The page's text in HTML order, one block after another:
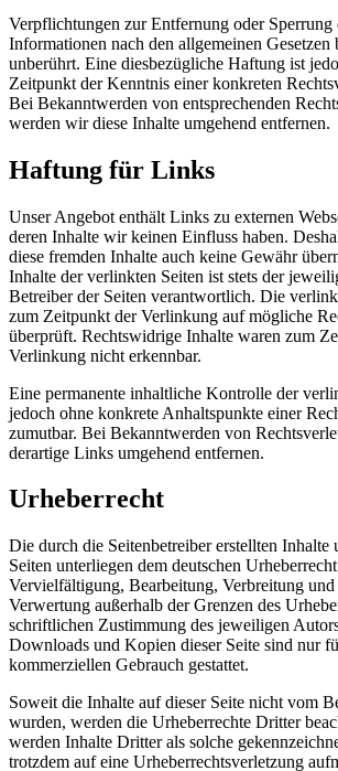
Verpflichtungen zur Entfernung oder
Informationen nach den allgemeinen Gesetzen
unberührt. Eine diesbezügliche Haftung ist
Zeitpunkt der Kenntnis einer konkreten
Bei Bekanntwerden von entsprechenden
werden wir diese Inhalte umgehend entfernen.
Haftung für Links
Unser Angebot enthält Links zu externen
deren Inhalte wir keinen Einfluss haben.
diese fremden Inhalte auch keine Gewähr
Inhalte der verlinkten Seiten ist stets der
Betreiber der Seiten verantwortlich. Die
zum Zeitpunkt der Verlinkung auf mögliche
überprüft. Rechtswidrige Inhalte waren zum
Verlinkung nicht erkennbar.
Eine permanente inhaltliche Kontrolle der
jedoch ohne konkrete Anhaltspunkte einer
zumutbar. Bei Bekanntwerden von
derartige Links umgehend entfernen.
Urheberrecht
Die durch die Seitenbetreiber erstellten Inhalte
Seiten unterliegen dem deutschen
Vervielfältigung, Bearbeitung, Verbreitung
Verwertung außerhalb der Grenzen des
schriftlichen Zustimmung des jeweiligen
Downloads und Kopien dieser Seite sind nur
kommerziellen Gebrauch gestattet.
Soweit die Inhalte auf dieser Seite nicht vom
wurden, werden die Urheberrechte Dritter
werden Inhalte Dritter als solche
trotzdem auf eine Urheberrechtsverletzung